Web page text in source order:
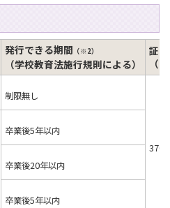
発行できる期間 （※2）
（学校教育法施行規則による）
証
（
制限無し
370
卒業後5年以内
卒業後20年以内
卒業後5年以内